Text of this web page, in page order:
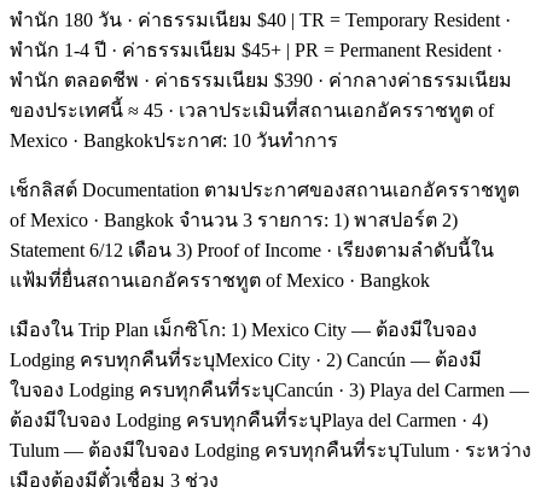
พำนัก 180 วัน · ค่าธรรมเนียม $40 | TR = Temporary Resident ·
พำนัก 1-4 ปี · ค่าธรรมเนียม $45+ | PR = Permanent Resident ·
พำนัก ตลอดชีพ · ค่าธรรมเนียม $390 · ค่ากลางค่าธรรมเนียม
ของประเทศนี้ ≈ 45 · เวลาประเมินที่สถานเอกอัครราชทูต of
Mexico · Bangkokประกาศ: 10 วันทำการ
เช็กลิสต์ Documentation ตามประกาศของสถานเอกอัครราชทูต
of Mexico · Bangkok จำนวน 3 รายการ: 1) พาสปอร์ต 2)
Statement 6/12 เดือน 3) Proof of Income · เรียงตามลำดับนี้ใน
แฟ้มที่ยื่นสถานเอกอัครราชทูต of Mexico · Bangkok
เมืองใน Trip Plan เม็กซิโก: 1) Mexico City — ต้องมีใบจอง
Lodging ครบทุกคืนที่ระบุMexico City · 2) Cancún — ต้องมี
ใบจอง Lodging ครบทุกคืนที่ระบุCancún · 3) Playa del Carmen —
ต้องมีใบจอง Lodging ครบทุกคืนที่ระบุPlaya del Carmen · 4)
Tulum — ต้องมีใบจอง Lodging ครบทุกคืนที่ระบุTulum · ระหว่าง
เมืองต้องมีตั๋วเชื่อม 3 ช่วง